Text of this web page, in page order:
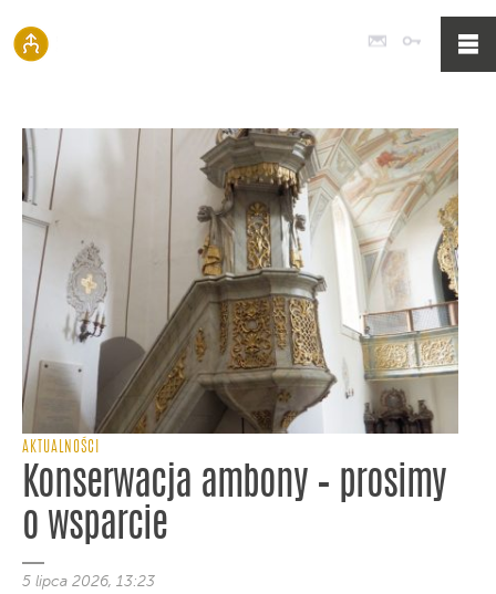
Poczta
AKTUALNOŚCI
Konserwacja ambony – prosimy
o wsparcie
5 lipca 2026, 13:23